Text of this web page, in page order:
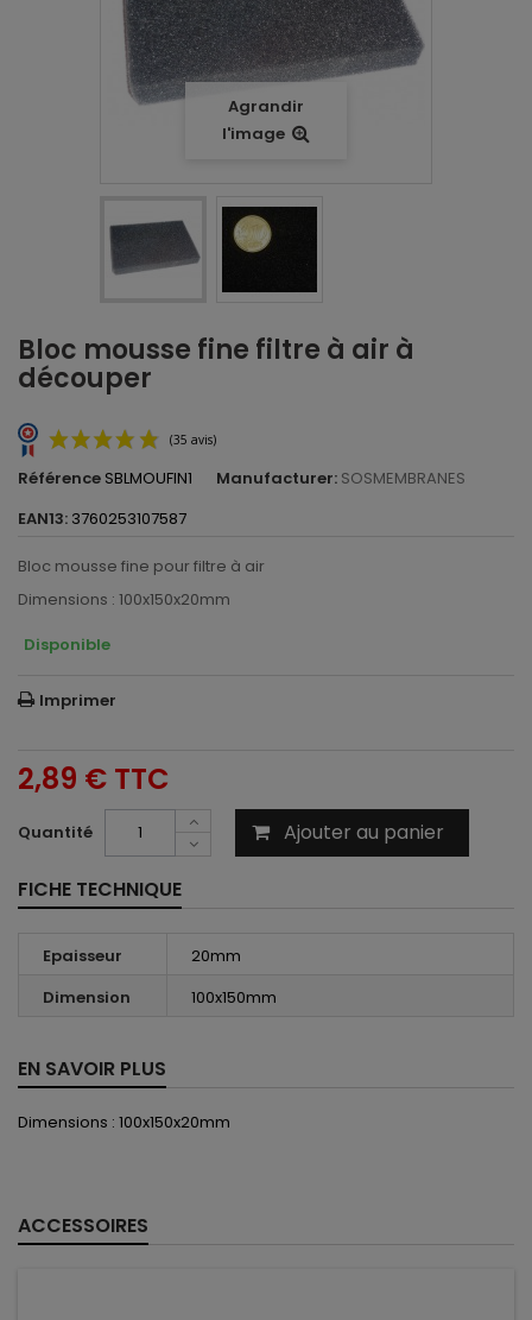
Agrandir
l'image
Bloc mousse fine filtre à air à
découper
Référence SBLMOUFIN1 Manufacturer: SOSMEMBRANES
EAN13: 3760253107587
Bloc mousse fine pour filtre à air
Dimensions : 100x150x20mm
Disponible
Imprimer
2,89 € TTC
Quantité Ajouter au panier
FICHE TECHNIQUE
Epaisseur
20mm
Dimension
100x150mm
EN SAVOIR PLUS
Dimensions : 100x150x20mm
ACCESSOIRES